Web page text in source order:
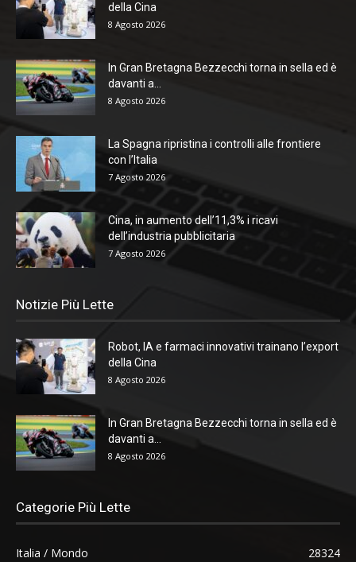
della Cina
8 Agosto 2026
In Gran Bretagna Bezzecchi torna in sella ed è
davanti a...
8 Agosto 2026
La Spagna ripristina i controlli alle frontiere
con l’Italia
7 Agosto 2026
Cina, in aumento dell’11,3% i ricavi
dell’industria pubblicitaria
7 Agosto 2026
Notizie Più Lette
Robot, IA e farmaci innovativi trainano l’export
della Cina
8 Agosto 2026
In Gran Bretagna Bezzecchi torna in sella ed è
davanti a...
8 Agosto 2026
Categorie Più Lette
Italia / Mondo
28324